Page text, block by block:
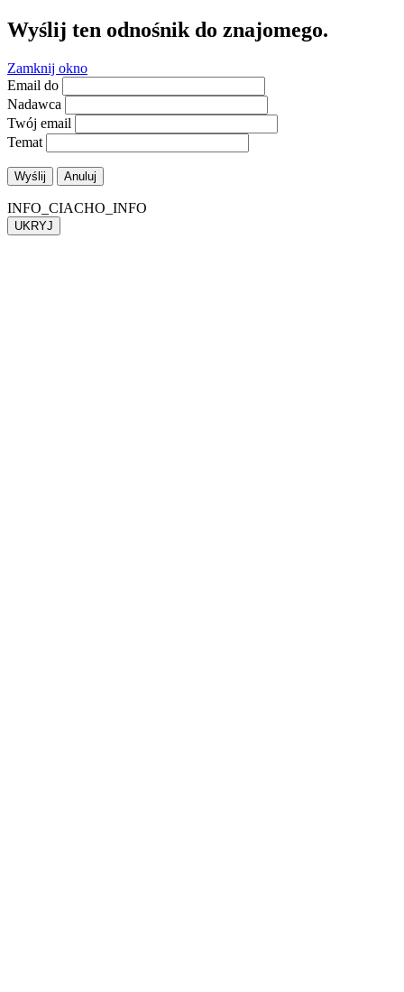
Wyślij ten odnośnik do znajomego.
Zamknij okno
Email do
Nadawca
Twój email
Temat
Wyślij Anuluj
INFO_CIACHO_INFO